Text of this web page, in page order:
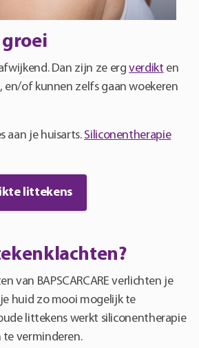
Dan zijn ze ergverdikt en
en/of kunnen zelfs gaan woekeren
aan je huisarts. Siliconentherapie
littekens
van BAPSCARCARE verlichten je
huid zo mooi mogelijk te
littekens werkt siliconentherapie
verminderen.